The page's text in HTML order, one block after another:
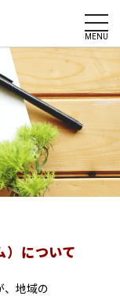
MENU
）について
、地域の